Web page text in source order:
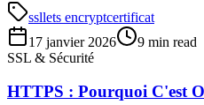
ssllets encryptcertificat
17 janvier 2026
9 min read
SSL & Sécurité
HTTPS : Pourquoi C'est